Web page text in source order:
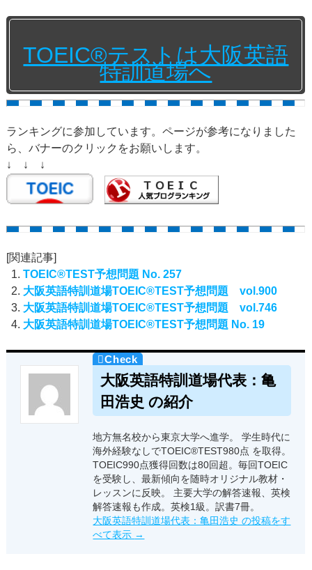
TOEIC®テストは大阪英語
特訓道場へ
ランキングに参加しています。ページが参考になりました
ら、バナーのクリックをお願いします。
↓ ↓ ↓
[関連記事]
TOEIC®TEST予想問題 No. 257
大阪英語特訓道場TOEIC®TEST予想問題 vol.900
大阪英語特訓道場TOEIC®TEST予想問題 vol.746
大阪英語特訓道場TOEIC®TEST予想問題 No. 19
大阪英語特訓道場代表：亀
田浩史 の紹介
地方無名校から東京大学へ進学。 学生時代に
海外経験なしでTOEIC®TEST980点 を取得。
TOEIC990点獲得回数は80回超。毎回TOEIC
を受験し、最新傾向を随時オリジナル教材・
レッスンに反映。 主要大学の解答速報、英検
解答速報も作成。英検1級。訳書7冊。
大阪英語特訓道場代表：亀田浩史 の投稿をす
べて表示 →